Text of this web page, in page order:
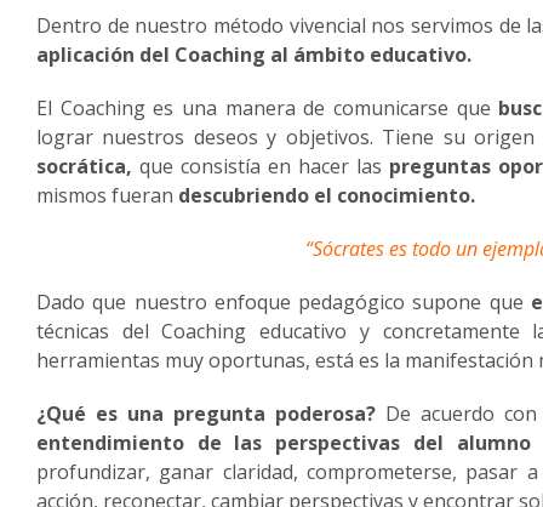
Dentro de nuestro método vivencial nos servimos de
aplicación del Coaching al ámbito educativo.
El Coaching es una manera de comunicarse que
lograr nuestros deseos y objetivos. Tiene su
socrática, que consistía en hacer las preguntas
mismos fueran descubriendo el conocimiento.
“Sócrates es todo un
Dado que nuestro enfoque pedagógico supone que
técnicas del Coaching educativo y
herramientas muy oportunas, está es la manifestación
¿Qué es una pregunta poderosa? De acuerdo
entendimiento de las perspectivas del alumno
profundizar, ganar claridad, comprometerse, pasar
acción, reconectar, cambiar perspectivas y encontrar